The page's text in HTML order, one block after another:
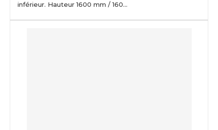
inférieur. Hauteur 1600 mm / 160...